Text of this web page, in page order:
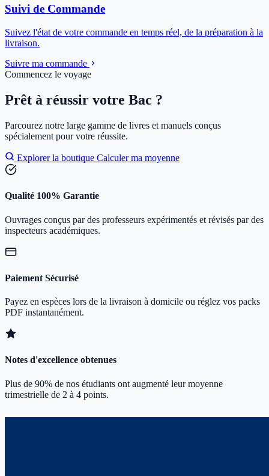
Suivi de Commande
Suivez l'état de votre commande en temps réel, de la préparation à la
livraison.
Suivre ma commande
Commencez le voyage
Prêt à réussir votre Bac ?
Parcourez notre large gamme de livres et manuels conçus
spécialement pour votre réussite.
Explorer la boutique Calculer ma moyenne
Qualité 100% Garantie
Ouvrages conçus par des professeurs expérimentés et révisés par des
inspecteurs académiques.
Paiement Sécurisé
Payez en espèces lors de la livraison à domicile ou réglez vos packs
PDF instantanément.
Notes d'excellence obtenues
Plus de 90% de nos étudiants ont augmenté leur moyenne
trimestrielle de 2 à 4 points.